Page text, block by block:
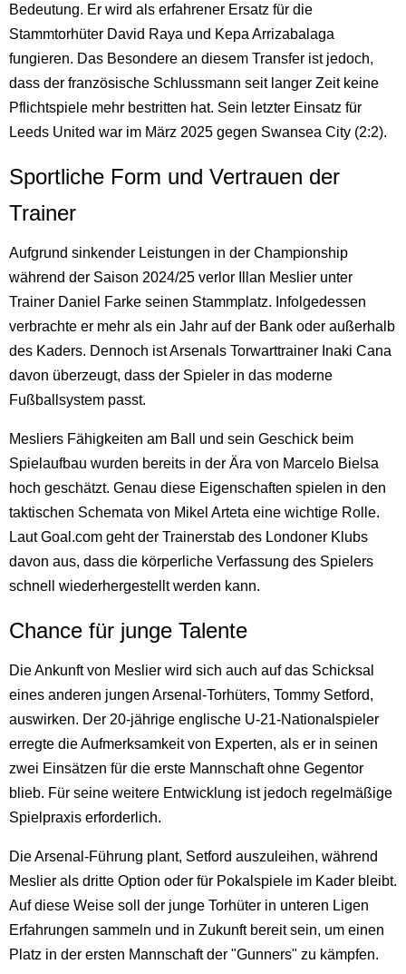
Bedeutung. Er wird als erfahrener Ersatz für die
Stammtorhüter David Raya und Kepa Arrizabalaga
fungieren. Das Besondere an diesem Transfer ist jedoch,
dass der französische Schlussmann seit langer Zeit keine
Pflichtspiele mehr bestritten hat. Sein letzter Einsatz für
Leeds United war im März 2025 gegen Swansea City (2:2).
Sportliche Form und Vertrauen der
Trainer
Aufgrund sinkender Leistungen in der Championship
während der Saison 2024/25 verlor Illan Meslier unter
Trainer Daniel Farke seinen Stammplatz. Infolgedessen
verbrachte er mehr als ein Jahr auf der Bank oder außerhalb
des Kaders. Dennoch ist Arsenals Torwarttrainer Inaki Cana
davon überzeugt, dass der Spieler in das moderne
Fußballsystem passt.
Mesliers Fähigkeiten am Ball und sein Geschick beim
Spielaufbau wurden bereits in der Ära von Marcelo Bielsa
hoch geschätzt. Genau diese Eigenschaften spielen in den
taktischen Schemata von Mikel Arteta eine wichtige Rolle.
Laut Goal.com geht der Trainerstab des Londoner Klubs
davon aus, dass die körperliche Verfassung des Spielers
schnell wiederhergestellt werden kann.
Chance für junge Talente
Die Ankunft von Meslier wird sich auch auf das Schicksal
eines anderen jungen Arsenal-Torhüters, Tommy Setford,
auswirken. Der 20-jährige englische U-21-Nationalspieler
erregte die Aufmerksamkeit von Experten, als er in seinen
zwei Einsätzen für die erste Mannschaft ohne Gegentor
blieb. Für seine weitere Entwicklung ist jedoch regelmäßige
Spielpraxis erforderlich.
Die Arsenal-Führung plant, Setford auszuleihen, während
Meslier als dritte Option oder für Pokalspiele im Kader bleibt.
Auf diese Weise soll der junge Torhüter in unteren Ligen
Erfahrungen sammeln und in Zukunft bereit sein, um einen
Platz in der ersten Mannschaft der "Gunners" zu kämpfen.